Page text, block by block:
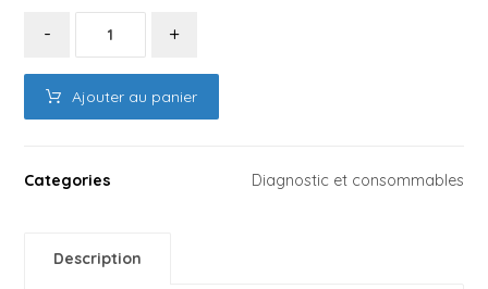
- +
Ajouter au panier
Categories Diagnostic et consommables
Description